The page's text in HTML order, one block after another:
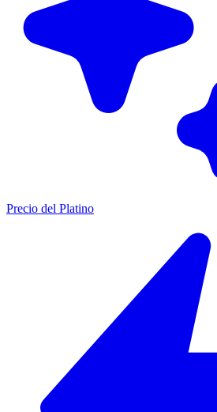
Precio del Platino